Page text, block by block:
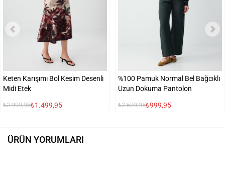
Keten Karışımı Bol Kesim Desenli
Midi Etek
₺2.999,95₺1.499,95
%100 Pamuk Normal Bel Bağcıklı
Uzun Dokuma Pantolon
₺2.699,95₺999,95
ÜRÜN YORUMLARI